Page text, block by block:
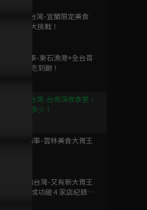
第7集 吃遍台灣-宜蘭限定美食
100 份清盤大挑戰！
第8集 東西軍-東石漁港+全台首
創全蚵料理吃到飽！
第9集 吃遍台灣-台南深夜食堂，
抽牌決定吃多少！
第10集 東西軍-雲林美食大胃王
第11集 吃遍台灣-又有新大胃王
登場，她能成功破４家店紀錄
星奇網食
已完結 / 共 72 集
已完結 / 共 10 集
大胃王來了 第二季